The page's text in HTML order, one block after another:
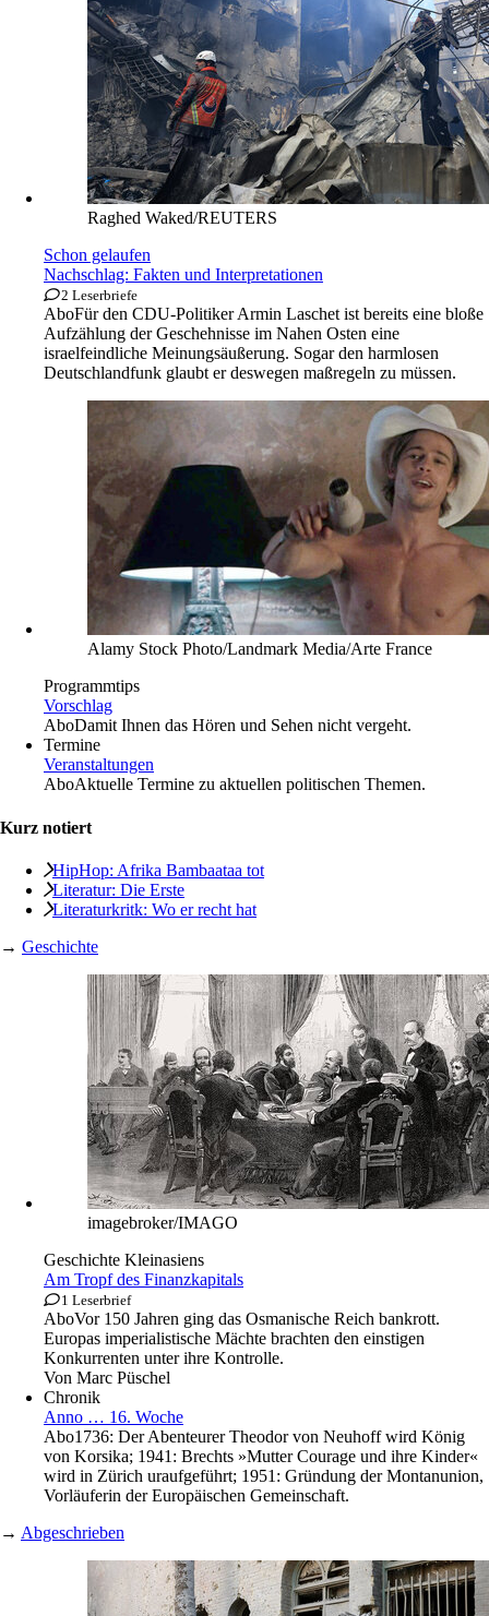
Raghed Waked/REUTERS
Schon gelaufen
Nachschlag: Fakten und Interpretationen
2 Leserbriefe
AboFür den CDU-Politiker Armin Laschet ist bereits eine bloße
Aufzählung der Geschehnisse im Nahen Osten eine
israelfeindliche Meinungsäußerung. Sogar den harmlosen
Deutschlandfunk glaubt er deswegen maßregeln zu müssen.
Alamy Stock Photo/Landmark Media/Arte France
Programmtips
Vorschlag
AboDamit Ihnen das Hören und Sehen nicht vergeht.
Termine
Veranstaltungen
AboAktuelle Termine zu aktuellen politischen Themen.
Kurz notiert
HipHop: Afrika Bambaataa tot
Literatur: Die Erste
Literaturkritk: Wo er recht hat
→ Geschichte
imagebroker/IMAGO
Geschichte Kleinasiens
Am Tropf des Finanzkapitals
1 Leserbrief
AboVor 150 Jahren ging das Osmanische Reich bankrott.
Europas imperialistische Mächte brachten den einstigen
Konkurrenten unter ihre Kontrolle.
Von Marc Püschel
Chronik
Anno … 16. Woche
Abo1736: Der Abenteurer Theodor von Neuhoff wird König
von Korsika; 1941: Brechts »Mutter Courage und ihre Kinder«
wird in Zürich uraufgeführt; 1951: Gründung der Montanunion,
Vorläuferin der Europäischen Gemeinschaft.
→ Abgeschrieben